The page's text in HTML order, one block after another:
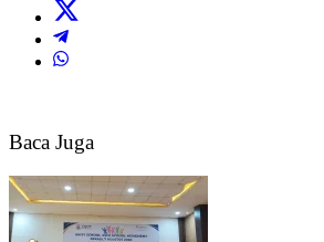
Baca Juga